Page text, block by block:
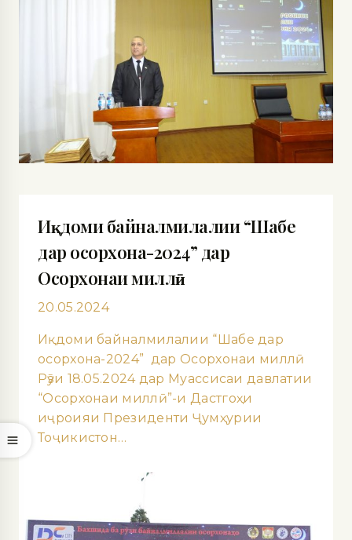
Иқдоми байналмилалии “Шабе
дар осорхона-2024” дар
Осорхонаи миллӣ
20.05.2024
Иқдоми байналмилалии “Шабе дар
осорхона-2024” дар Осорхонаи миллӣ
Рӯзи 18.05.2024 дар Муассисаи давлатии
“Осорхонаи миллӣ”-и Дастгоҳи
иҷроияи Президенти Ҷумҳурии
Тоҷикистон…